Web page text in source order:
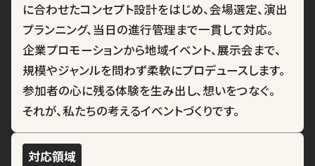
に合わせたコンセプト設計をはじめ、会場選定、演出
プランニング、当日の進行管理まで一貫して対応。
企業プロモーションから地域イベント、展示会まで、
規模やジャンルを問わず柔軟にプロデュースします。
参加者の心に残る体験を生み出し、想いをつなぐ。
それが、私たちの考えるイベントづくりです。
対応領域